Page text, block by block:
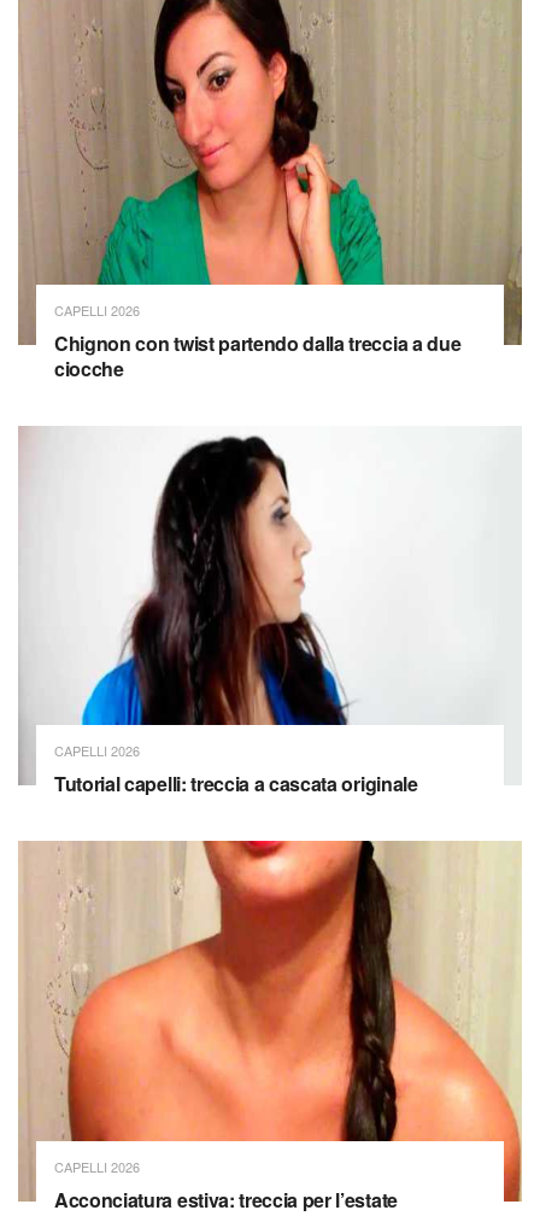
CAPELLI 2026
Chignon con twist partendo dalla treccia a due
ciocche
CAPELLI 2026
Tutorial capelli: treccia a cascata originale
CAPELLI 2026
Acconciatura estiva: treccia per l’estate